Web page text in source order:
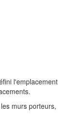
l'emplacement
murs porteurs,